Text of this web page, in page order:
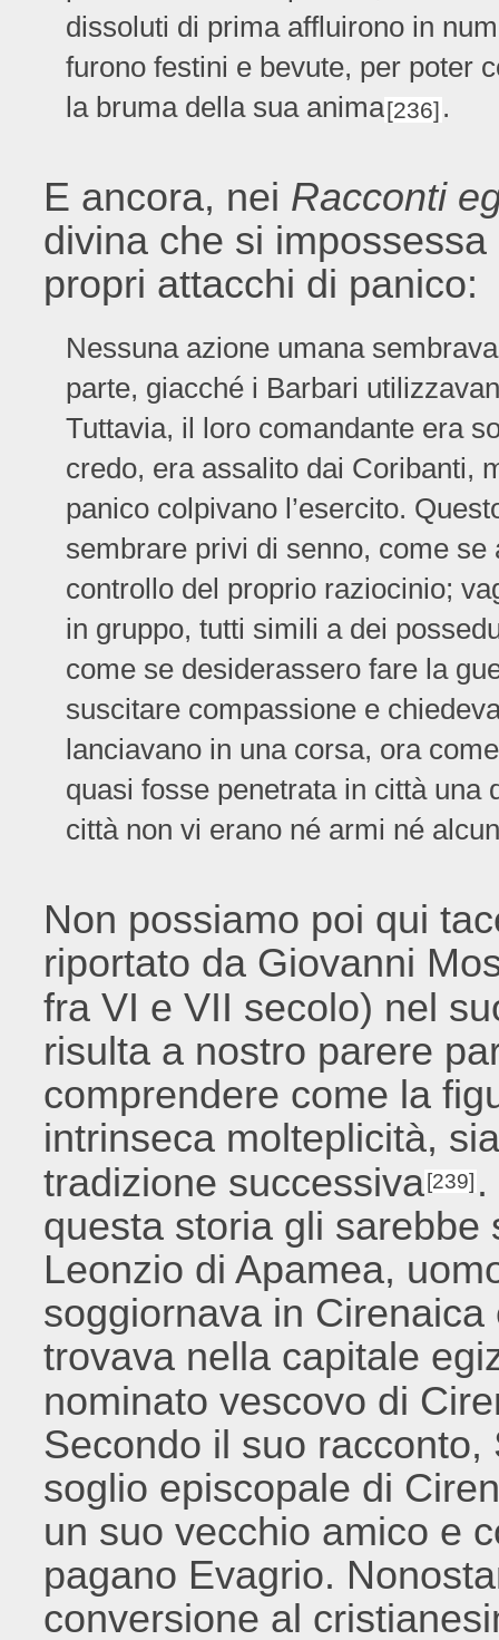
dissoluti di prima affluirono in
furono festini e bevute, per poter
la bruma della sua anima[236] .
E ancora, nei Racconti
divina che si
propri attacchi di panico:
Nessuna azione umana
parte, giacché i Barbari
Tuttavia, il loro comandante era
credo, era assalito dai Coribanti,
panico colpivano l’esercito.
sembrare privi di senno, come
controllo del proprio raziocinio;
in gruppo, tutti simili a dei
come se desiderassero fare la
suscitare compassione e
lanciavano in una corsa, ora
quasi fosse penetrata in città una
città non vi erano né armi né
Non possiamo poi qui
riportato da Giovanni
fra VI e VII secolo) nel
risulta a nostro parere
comprendere come la
intrinseca molteplicità,
tradizione successiva [239]
questa storia gli sarebbe
Leonzio di Apamea,
soggiornava in
trovava nella capitale
nominato vescovo di
Secondo il suo
soglio episcopale di
un suo vecchio amico e
pagano Evagrio.
conversione al